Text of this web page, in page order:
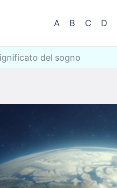
A B C D
del sogno